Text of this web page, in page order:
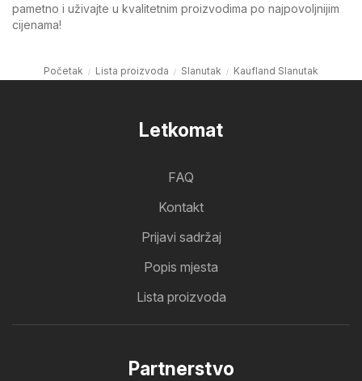
pametno i uživajte u kvalitetnim proizvodima po najpovoljnijim
cijenama!
Početak Lista proizvoda Slanutak Kaufland Slanutak
Letkomat
FAQ
Kontakt
Prijavi sadržaj
Popis mjesta
Lista proizvoda
Partnerstvo